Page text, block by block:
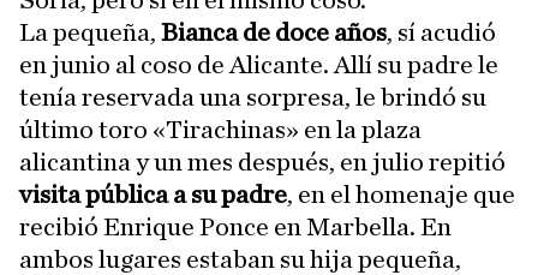
La pequeña, Bianca de doce años, sí acudió
en junio al coso de Alicante. Allí su padre le
tenía reservada una sorpresa, le brindó su
último toro «Tirachinas» en la plaza
alicantina y un mes después, en julio repitió
visita pública a su padre, en el homenaje que
recibió Enrique Ponce en Marbella. En
ambos lugares estaban su hija pequeña,